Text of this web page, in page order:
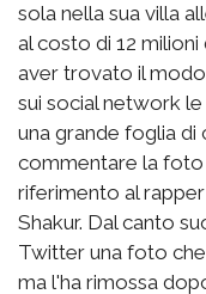
sola nella sua villa
al costo di 12
aver trovato il
sui social network
una grande foglia di
commentare la foto
riferimento al
Shakur. Dal canto
Twitter una foto
ma l'ha rimossa